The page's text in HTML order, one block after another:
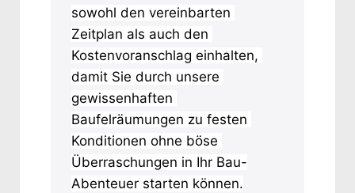
sowohl den vereinbarten
Zeitplan als auch den
Kostenvoranschlag einhalten,
damit Sie durch unsere
gewissenhaften
Baufelräumungen zu festen
Konditionen ohne böse
Überraschungen in Ihr Bau-
Abenteuer starten können.